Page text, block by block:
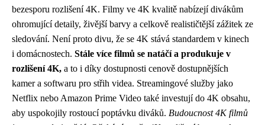
bezesporu rozlišení 4K. Filmy ve 4K kvalitě nabízejí divákům
ohromující detaily, živější barvy a celkově realističtější zážitek ze
sledování. Není proto divu, že se 4K stává standardem v kinech
i domácnostech. Stále více filmů se natáčí a produkuje v
rozlišení 4K, a to i díky dostupnosti cenově dostupnějších
kamer a softwaru pro střih videa. Streamingové služby jako
Netflix nebo Amazon Prime Video také investují do 4K obsahu,
aby uspokojily rostoucí poptávku diváků. Budoucnost 4K filmů